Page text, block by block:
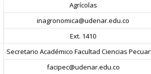
Agrícolas
inagronomica@udenar.edu.co
Ext. 1410
Secretario Académico Facultad Ciencias
facipec@udenar.edu.co